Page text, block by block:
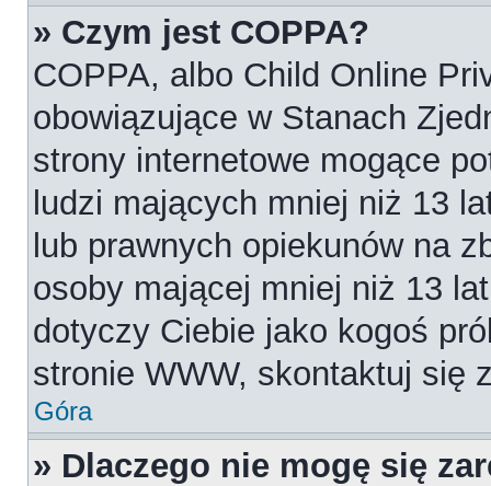
» Czym jest COPPA?
COPPA, albo Child Online
obowiązujące w Stanach
strony internetowe mogące
ludzi mających mniej niż 13
lub prawnych opiekunów na
osoby mającej mniej niż 13
dotyczy Ciebie jako kogoś
stronie WWW, skontaktuj się
Góra
» Dlaczego nie mogę się